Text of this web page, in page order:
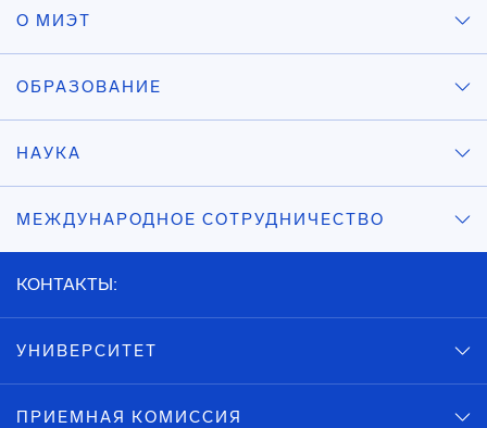
О МИЭТ
ОБРАЗОВАНИЕ
НАУКА
МЕЖДУНАРОДНОЕ СОТРУДНИЧЕСТВО
КОНТАКТЫ:
УНИВЕРСИТЕТ
ПРИЕМНАЯ КОМИССИЯ